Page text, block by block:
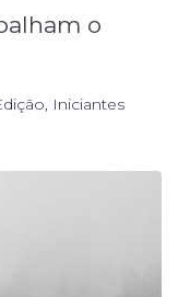
o
, Iniciantes